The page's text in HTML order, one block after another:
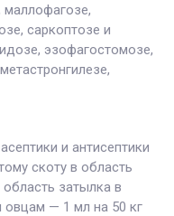
маллофагозе,
саркоптозе и
эзофагостомозе,
и антисептики
скоту в область
затылка в
овцам — 1 мл на 50 кг